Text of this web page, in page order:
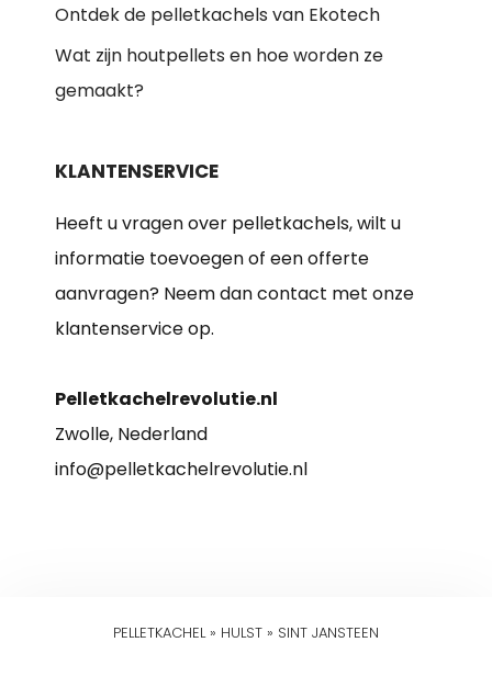
Ontdek de pelletkachels van Ekotech
Wat zijn houtpellets en hoe worden ze
gemaakt?
KLANTENSERVICE
Heeft u vragen over pelletkachels, wilt u
informatie toevoegen of een offerte
aanvragen? Neem dan contact met onze
klantenservice op.
Pelletkachelrevolutie.nl
Zwolle, Nederland
info@pelletkachelrevolutie.nl
PELLETKACHEL» HULST » SINT JANSTEEN